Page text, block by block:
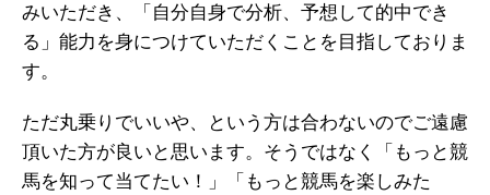
みいただき、「自分自身で分析、予想して的中でき
る」能力を身につけていただくことを目指しておりま
す。
ただ丸乗りでいいや、という方は合わないのでご遠慮
頂いた方が良いと思います。そうではなく「もっと競
馬を知って当てたい！」「もっと競馬を楽しみた